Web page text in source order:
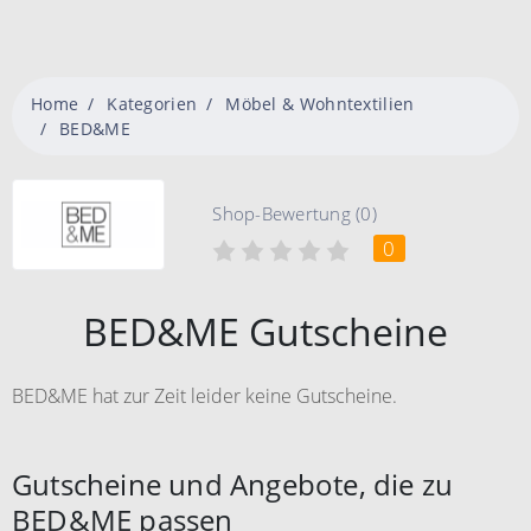
Home Kategorien
Möbel & Wohntextilien
BED&ME
Shop-Bewertung (0)
0
BED&ME Gutscheine
BED&ME hat zur Zeit leider keine Gutscheine.
Gutscheine und Angebote, die zu
BED&ME passen